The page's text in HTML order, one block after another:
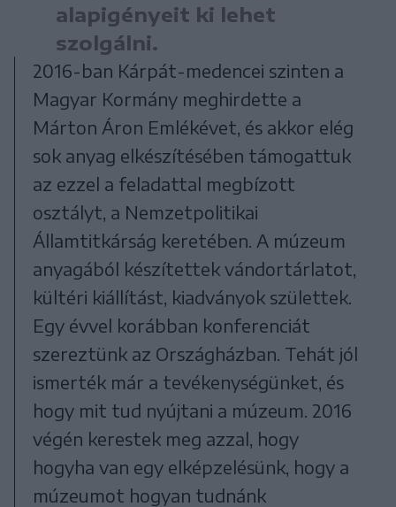
alapigényeit ki lehet
szolgálni.
2016-ban Kárpát-medencei szinten a
Magyar Kormány meghirdette a
Márton Áron Emlékévet, és akkor elég
sok anyag elkészítésében támogattuk
az ezzel a feladattal megbízott
osztályt, a Nemzetpolitikai
Államtitkárság keretében. A múzeum
anyagából készítettek vándortárlatot,
kültéri kiállítást, kiadványok születtek.
Egy évvel korábban konferenciát
szereztünk az Országházban. Tehát jól
ismerték már a tevékenységünket, és
hogy mit tud nyújtani a múzeum. 2016
végén kerestek meg azzal, hogy
hogyha van egy elképzelésünk, hogy a
múzeumot hogyan tudnánk